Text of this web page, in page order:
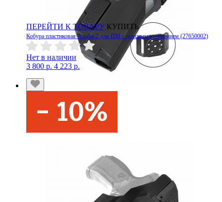
ПЕРЕЙТИ К ТОВАРУ КУПИТЬ
Кобура пластиковая Альфа-2 для ПМ с поясным креплением (27650002)
Нет в наличии
3 800 р. 4 223 р.